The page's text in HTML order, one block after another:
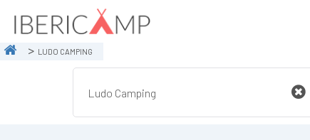
LUDO CAMPING